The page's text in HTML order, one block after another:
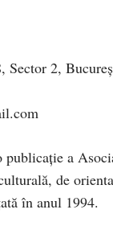
Sector 2,
publicaţie a
de
în anul 1994.